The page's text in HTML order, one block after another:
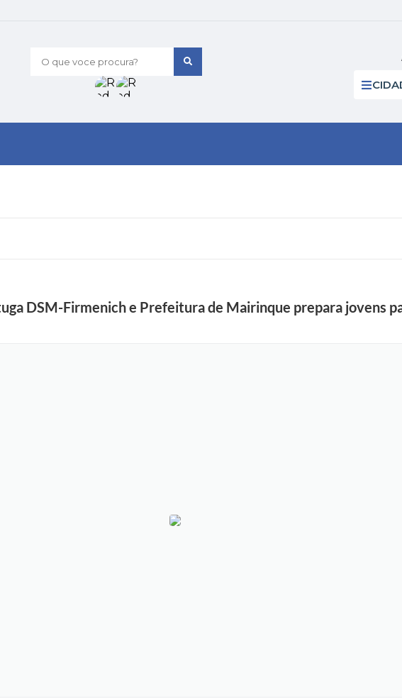
O que voce procura?
DSM-Firmenich e Prefeitura de Mairinque prepara jovens